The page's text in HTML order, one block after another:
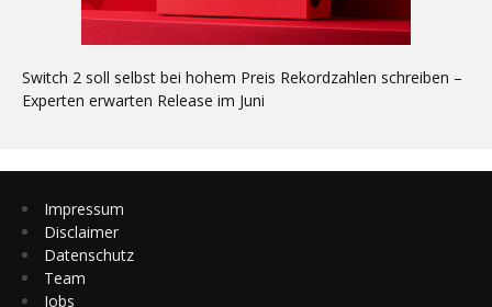
Switch 2 soll selbst bei hohem Preis Rekordzahlen schreiben –
Experten erwarten Release im Juni
Impressum
Disclaimer
Datenschutz
Team
Jobs